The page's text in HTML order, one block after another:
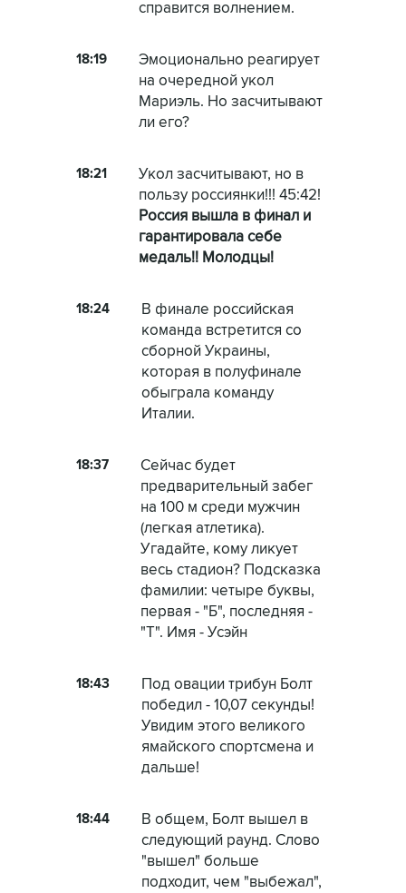
справится волнением.
18:19
Эмоционально реагирует
на очередной укол
Мариэль. Но засчитывают
ли его?
18:21
Укол засчитывают, но в
пользу россиянки!!! 45:42!
Россия вышла в финал и
гарантировала себе
медаль!! Молодцы!
18:24
В финале российская
команда встретится со
сборной Украины,
которая в полуфинале
обыграла команду
Италии.
18:37
Сейчас будет
предварительный забег
на 100 м среди мужчин
(легкая атлетика).
Угадайте, кому ликует
весь стадион? Подсказка
фамилии: четыре буквы,
первая - "Б", последняя -
"Т". Имя - Усэйн
18:43
Под овации трибун Болт
победил - 10,07 секунды!
Увидим этого великого
ямайского спортсмена и
дальше!
18:44
В общем, Болт вышел в
следующий раунд. Слово
"вышел" больше
подходит, чем "выбежал",